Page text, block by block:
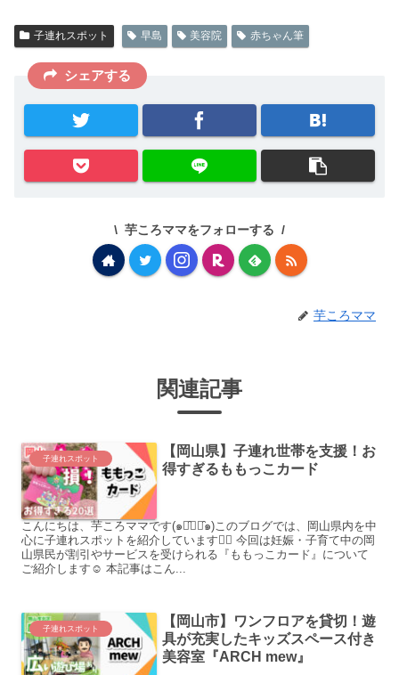
子連れスポット 早島 美容院 赤ちゃん筆
シェアする
芋ころママをフォローする
芋ころママ
関連記事
子連れスポット
【岡山県】子連れ世帯を支援！お
得すぎるももっこカード
こんにちは、芋ころママです(๑･̑◡･̑๑)このブログでは、岡山県内を中
心に子連れスポットを紹介しています♡⃛ 今回は妊娠・子育て中の岡
山県民が割引やサービスを受けられる『ももっこカード』について
ご紹介します☺︎ 本記事はこん...
子連れスポット
【岡山市】ワンフロアを貸切！遊
具が充実したキッズスペース付き
美容室『ARCH mew』